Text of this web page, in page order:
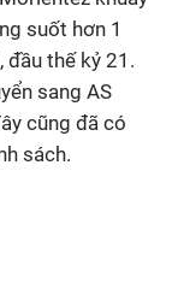
suốt hơn 1
đầu thế kỷ 21.
sang AS
cũng đã có
sách.